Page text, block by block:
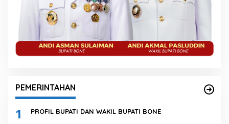
PEMERINTAHAN
1 PROFIL BUPATI DAN WAKIL BUPATI BONE